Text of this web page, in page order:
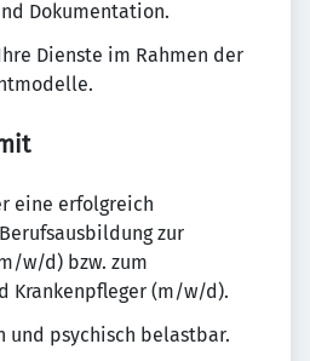
Dokumentation.
Dienste im Rahmen der
eine erfolgreich
zur
w/d) bzw. zum
Krankenpfleger (m/w/d).
und psychisch belastbar.